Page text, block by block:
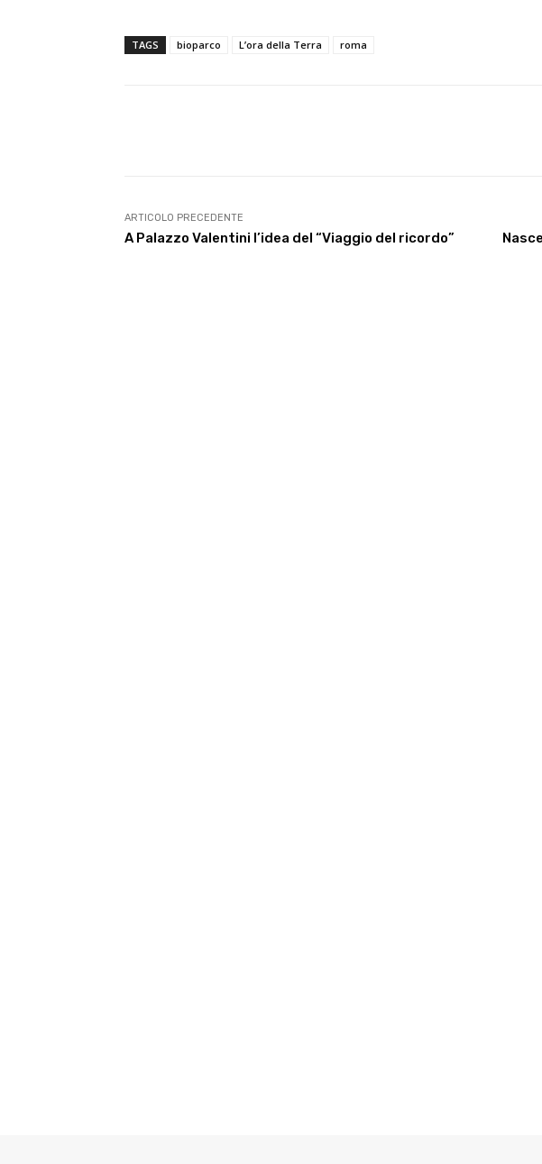
TAGS bioparco L’ora della Terra roma
ARTICOLO PRECEDENTE
A Palazzo Valentini l’idea del “Viaggio del ricordo”